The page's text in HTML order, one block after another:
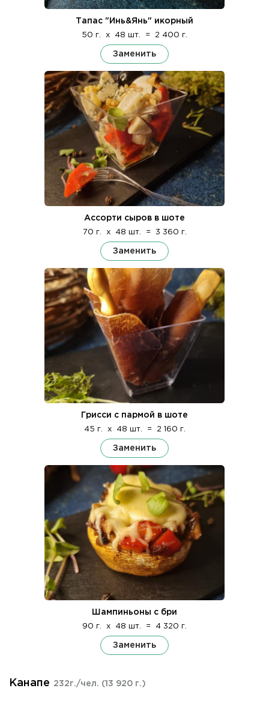
Тапас "Инь&Янь" икорный
50 г. x 48 шт. = 2 400 г.
Заменить
Ассорти сыров в шоте
70 г. x 48 шт. = 3 360 г.
Заменить
Грисси с пармой в шоте
45 г. x 48 шт. = 2 160 г.
Заменить
Шампиньоны с бри
90 г. x 48 шт. = 4 320 г.
Заменить
Канапе 232г./чел. (13 920 г.)